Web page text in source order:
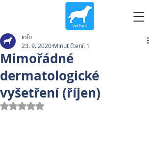
Mimořádné
dermatologické
vyšetření (říjen)
info
23. 9. 2020 Minut čtení: 1
Hodnoceno NaN z 5 hvězdiček.